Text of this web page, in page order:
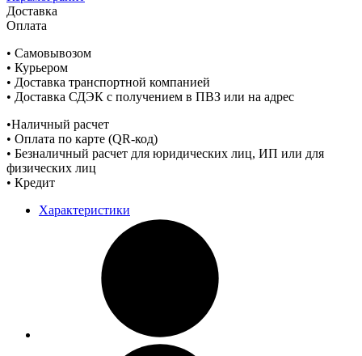
Доставка
Оплата
• Самовывозом
• Курьером
• Доставка транспортной компанией
• Доставка СДЭК с получением в ПВЗ или на адрес
•Наличный расчет
• Оплата по карте (QR-код)
• Безналичный расчет для юридических лиц, ИП или для
физических лиц
• Кредит
Характеристики